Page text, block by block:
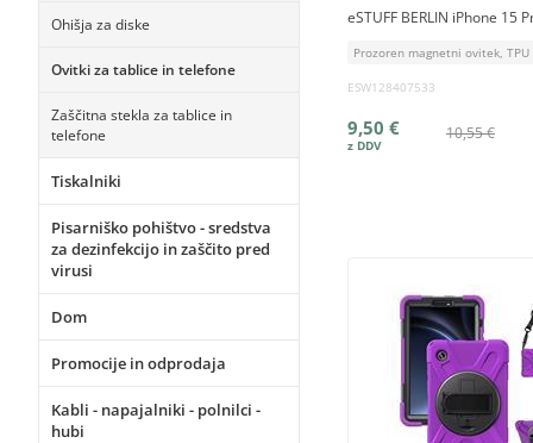
Ohišja za diske
Ovitki za tablice in telefone
Zaščitna stekla za tablice in
telefone
Tiskalniki
Pisarniško pohištvo - sredstva
za dezinfekcijo in zaščito pred
virusi
Dom
Promocije in odprodaja
Kabli - napajalniki - polnilci -
hubi
eSTUFF BERLIN iPhone 15
Prozoren magnetni ovitek,
ESW128407533
10,55 €
9,50 €